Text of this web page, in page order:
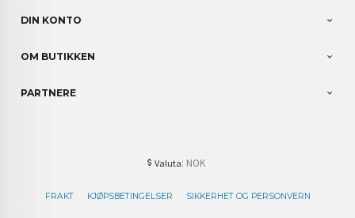
DIN KONTO
OM BUTIKKEN
PARTNERE
Valuta: NOK
FRAKT KJØPSBETINGELSER SIKKERHET OG PERSONVERN